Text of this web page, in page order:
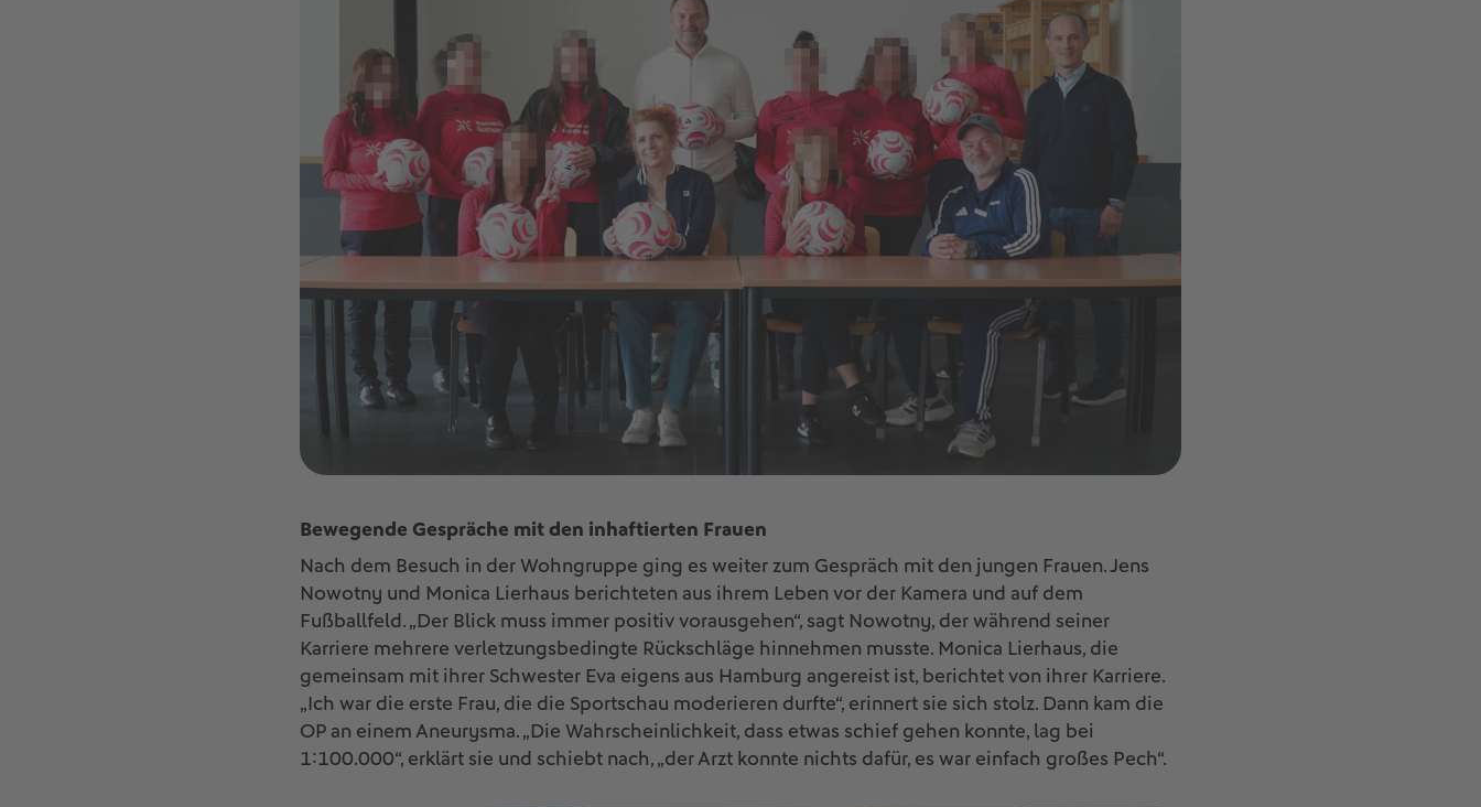
Bewegende Gespräche mit den inhaftierten Frauen
Nach dem Besuch in der Wohngruppe ging es weiter zum Gespräch mit den jungen Frauen. Jens
Nowotny und Monica Lierhaus berichteten aus ihrem Leben vor der Kamera und auf dem
Fußballfeld. „Der Blick muss immer positiv vorausgehen“, sagt Nowotny, der während seiner
Karriere mehrere verletzungsbedingte Rückschläge hinnehmen musste. Monica Lierhaus, die
gemeinsam mit ihrer Schwester Eva eigens aus Hamburg angereist ist, berichtet von ihrer Karriere.
„Ich war die erste Frau, die die Sportschau moderieren durfte“, erinnert sie sich stolz. Dann kam die
OP an einem Aneurysma. „Die Wahrscheinlichkeit, dass etwas schief gehen konnte, lag bei
1:100.000“, erklärt sie und schiebt nach, „der Arzt konnte nichts dafür, es war einfach großes Pech“.